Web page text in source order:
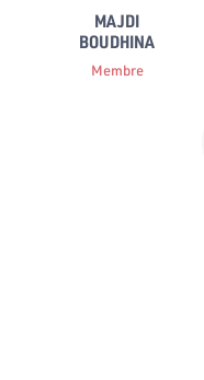
MAJDI
BOUDHINA
Membre